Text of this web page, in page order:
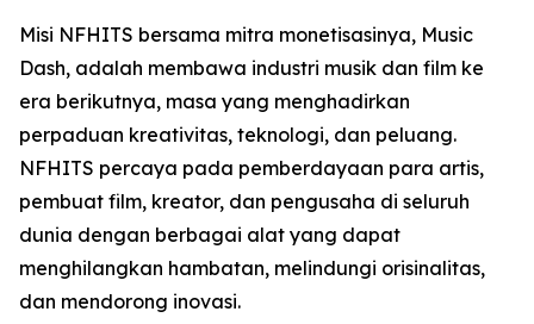
Misi NFHITS bersama mitra monetisasinya, Music
Dash, adalah membawa industri musik dan film ke
era berikutnya, masa yang menghadirkan
perpaduan kreativitas, teknologi, dan peluang.
NFHITS percaya pada pemberdayaan para artis,
pembuat film, kreator, dan pengusaha di seluruh
dunia dengan berbagai alat yang dapat
menghilangkan hambatan, melindungi orisinalitas,
dan mendorong inovasi.